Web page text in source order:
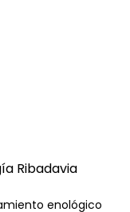
Ribadavia
enológico